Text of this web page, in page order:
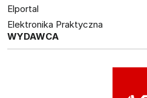
Elportal
Elektronika Praktyczna
WYDAWCA